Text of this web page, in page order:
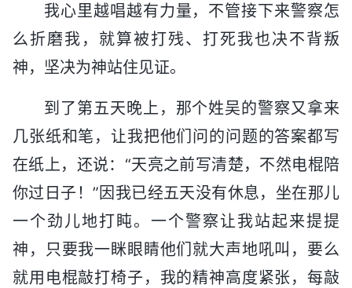
我心里越唱越有力量，不管接下来警察怎
么折磨我，就算被打残、打死我也决不背叛
神，坚决为神站住见证。
到了第五天晚上，那个姓吴的警察又拿来
几张纸和笔，让我把他们问的问题的答案都写
在纸上，还说：“天亮之前写清楚，不然电棍陪
你过日子！”因我已经五天没有休息，坐在那儿
一个劲儿地打盹。一个警察让我站起来提提
神，只要我一眯眼睛他们就大声地吼叫，要么
就用电棍敲打椅子，我的精神高度紧张，每敲